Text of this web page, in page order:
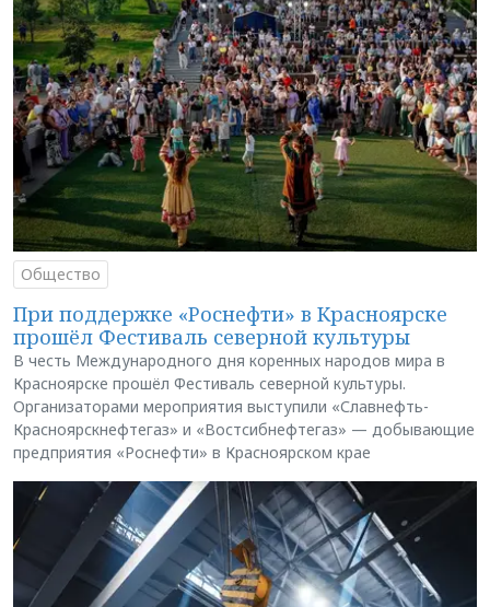
Общество
При поддержке «Роснефти» в Красноярске
прошёл Фестиваль северной культуры
В честь Международного дня коренных народов мира в
Красноярске прошёл Фестиваль северной культуры.
Организаторами мероприятия выступили «Славнефть-
Красноярскнефтегаз» и «Востсибнефтегаз» — добывающие
предприятия «Роснефти» в Красноярском крае